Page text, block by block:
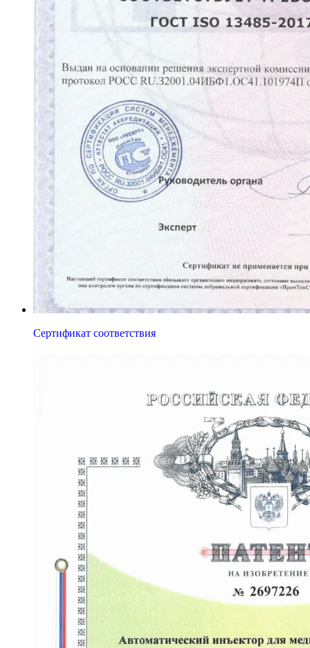
Сертификат соответствия